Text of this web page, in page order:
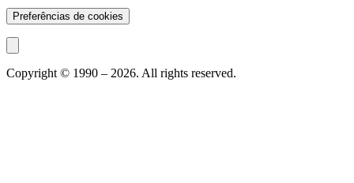
Preferências de cookies
Copyright © 1990 – 2026. All rights reserved.